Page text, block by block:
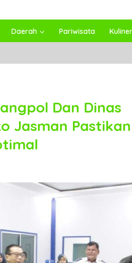
Daerah Pariwisata Kuliner
Dan Dinas
Jasman